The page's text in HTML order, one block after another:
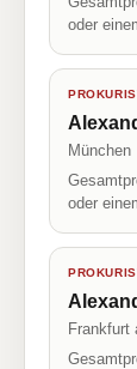
oder
München
oder
Frankfurt